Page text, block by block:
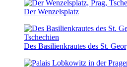
Der Wenzelsplatz
Des Basilienkrautes des St.